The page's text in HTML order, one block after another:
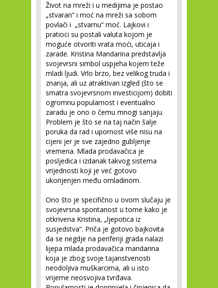
Život na mreži i u medijima je postao
„stvaran“ i moć na mreži sa sobom
povlači i „stvarnu“ moć. Lajkovi i
pratioci su postali valuta kojom je
moguće otvoriti vrata moći, uticaja i
zarade. Kristina Mandarina predstavlja
svojevrsni simbol uspjeha kojem teže
mladi ljudi. Vrlo brzo, bez velikog truda i
znanja, ali uz atraktivan izgled (što se
smatra svojevrsnom investicijom) dobiti
ogromnu popularnost i eventualno
zaradu je ono o čemu mnogi sanjaju.
Problem je što se na taj način šalje
poruka da rad i upornost više nisu na
cijeni jer je sve zajedno gubljenje
vremena. Mlada prodavačica je
posljedica i izdanak takvog sistema
vrijednosti koji je već gotovo
ukorijenjen među omladinom.
Ono što je specifično u ovom slučaju je
svojevrsna spontanost u tome kako je
otkrivena Kristina, „ljepotica iz
susjedstva“. Priča je gotovo bajkovita
da se negdje na periferiji grada nalazi
lijepa mlada prodavačica mandarina
koja je zbog svoje tajanstvenosti
neodoljiva muškarcima, ali u isto
vrijeme neosvojiva tvrđava.